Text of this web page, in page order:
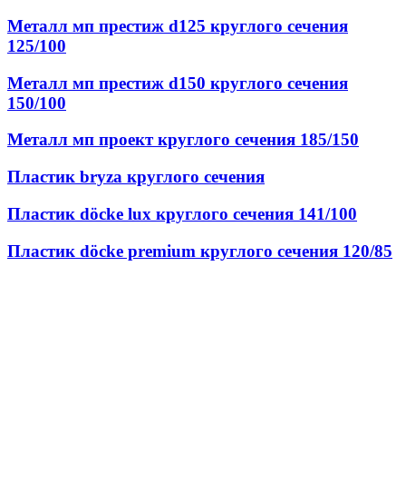
Металл мп престиж d125 круглого сечения
125/100
Металл мп престиж d150 круглого сечения
150/100
Металл мп проект круглого сечения 185/150
Пластик bryza круглого сечения
Пластик döcke lux круглого сечения 141/100
Пластик döcke premium круглого сечения 120/85